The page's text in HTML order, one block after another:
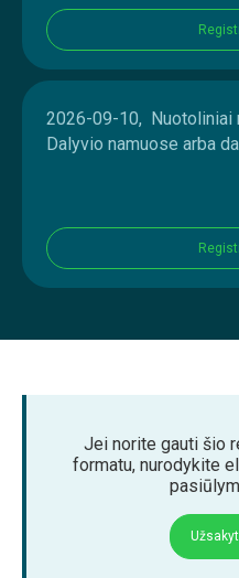
2026-09-10, Nuotoliniai
Dalyvio namuose arba
Jei norite gauti šio
formatu, nurodykite